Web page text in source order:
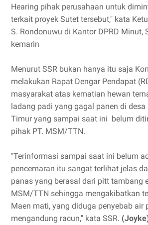
Hearing pihak perusahaan untuk
terkait proyek Sutet tersebut," kata
S. Rondonuwu di Kantor DPRD
kemarin
Menurut SSR bukan hanya itu saja
melakukan Rapat Dengar Pendapat
masyarakat atas kematian hewan
ladang padi yang gagal panen di
Timur yang sampai saat ini belum
pihak PT. MSM/TTN.
"Terinformasi sampai saat ini belum
pencemaran itu sangat terlihat jelas
panas yang berasal dari pitt tambang
MSM/TTN sehingga mengakibatkan
Maen mati, yang diduga penyebab air
mengandung racun," kata SSR.